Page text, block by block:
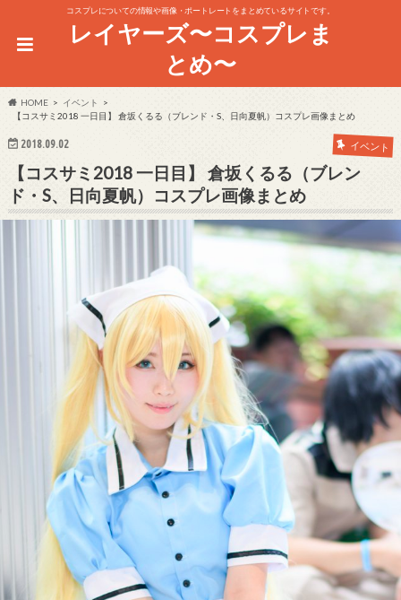
コスプレについての情報や画像・ポートレートをまとめているサイトです。
レイヤーズ〜コスプレま
とめ〜
HOME
イベント
【コスサミ2018 一日目】 倉坂くるる（ブレンド・S、日向夏帆）コスプレ画像まとめ
2018.09.02 イベント
【コスサミ2018 一日目】 倉坂くるる（ブレン
ド・S、日向夏帆）コスプレ画像まとめ